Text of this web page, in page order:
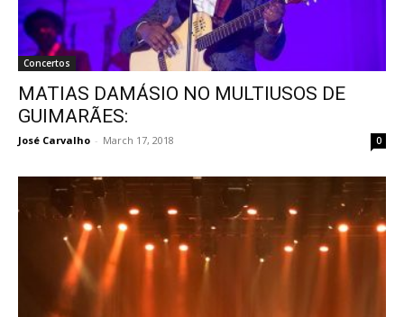
Concertos
MATIAS DAMÁSIO NO MULTIUSOS DE
GUIMARÃES:
José Carvalho - March 17, 2018 0